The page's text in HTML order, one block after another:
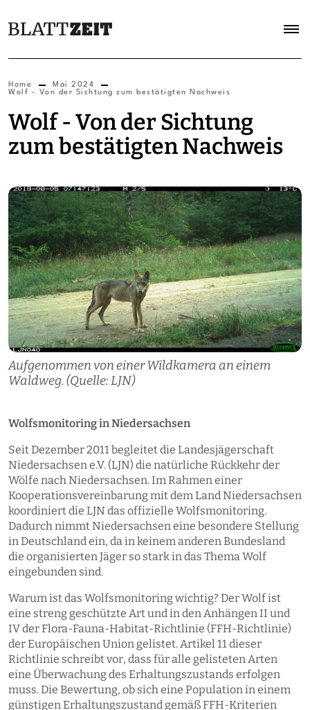
Home
Mai 2024
Wolf - Von der Sichtung zum bestätigten Nachweis
Wolf - Von der Sichtung
zum bestätigten Nachweis
Aufgenommen von einer Wildkamera an einem
Waldweg. (Quelle: LJN)
Wolfsmonitoring in Niedersachsen
Seit Dezember 2011 begleitet die Landesjägerschaft
Niedersachsen e.V. (LJN) die natürliche Rückkehr der
Wölfe nach Niedersachsen. Im Rahmen einer
Kooperationsvereinbarung mit dem Land Niedersachsen
koordiniert die LJN das offizielle Wolfsmonitoring.
Dadurch nimmt Niedersachsen eine besondere Stellung
in Deutschland ein, da in keinem anderen Bundesland
die organisierten Jäger so stark in das Thema Wolf
eingebunden sind.
Warum ist das Wolfsmonitoring wichtig? Der Wolf ist
eine streng geschützte Art und in den Anhängen II und
IV der Flora-Fauna-Habitat-Richtlinie (FFH-Richtlinie)
der Europäischen Union gelistet. Artikel 11 dieser
Richtlinie schreibt vor, dass für alle gelisteten Arten
eine Überwachung des Erhaltungszustands erfolgen
muss. Die Bewertung, ob sich eine Population in einem
günstigen Erhaltungszustand gemäß FFH-Kriterien